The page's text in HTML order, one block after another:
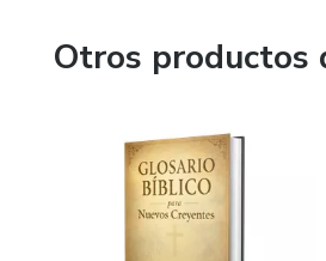
Otros productos